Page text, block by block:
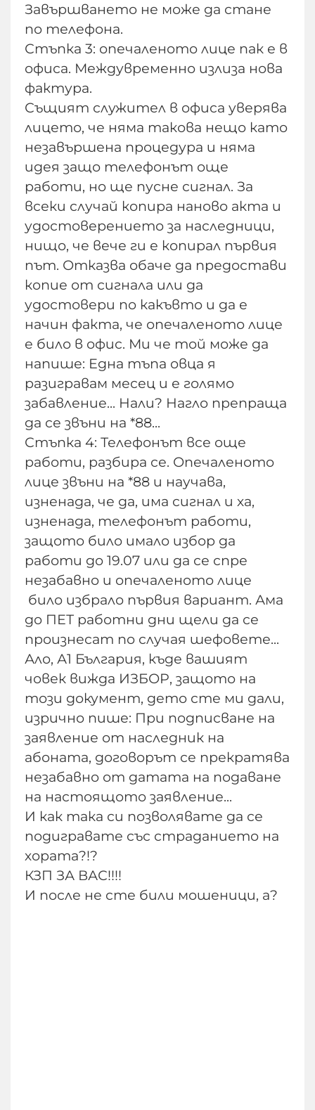
Завършването не може да стане
по телефона.
Стъпка 3: опечаленото лице пак е в
офиса. Междувременно излиза нова
фактура.
Същият служител в офиса уверява
лицето, че няма такова нещо като
незавършена процедура и няма
идея защо телефонът още
работи, но ще пусне сигнал. За
всеки случай копира наново акта и
удостоверението за наследници,
нищо, че вече ги е копирал първия
път. Отказва обаче да предостави
копие от сигнала или да
удостовери по какъвто и да е
начин факта, че опечаленото лице
е било в офис. Ми че той може да
напише: Една тъпа овца я
разигравам месец и е голямо
забавление... Нали? Нагло препраща
да се звъни на *88...
Стъпка 4: Телефонът все още
работи, разбира се. Опечаленото
лице звъни на *88 и научава,
изненада, че да, има сигнал и ха,
изненада, телефонът работи,
защото било имало избор да
работи до 19.07 или да се спре
незабавно и опечаленото лице
било избрало първия вариант. Ама
до ПЕТ работни дни щели да се
произнесат по случая шефовете...
Ало, А1 България, къде вашият
човек вижда ИЗБОР, защото на
този документ, дето сте ми дали,
изрично пише: При подписване на
заявление от наследник на
абоната, договорът се прекратява
незабавно от датата на подаване
на настоящото заявление...
И как така си позволявате да се
подигравате със страданието на
хората?!?
КЗП ЗА ВАС!!!!
И после не сте били мошеници, а?